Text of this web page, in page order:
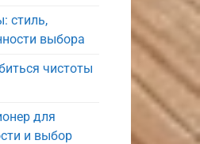
стиль,
выбора
чистоты
для
и выбор